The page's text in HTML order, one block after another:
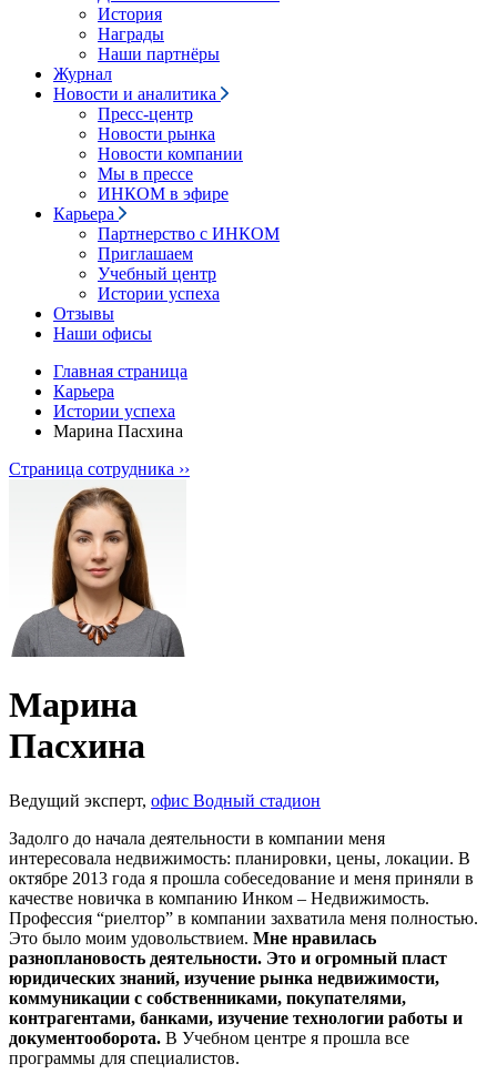
История
Награды
Наши партнёры
Журнал
Новости и аналитика
Пресс-центр
Новости рынка
Новости компании
Мы в прессе
ИНКОМ в эфире
Карьера
Партнерство с ИНКОМ
Приглашаем
Учебный центр
Истории успеха
Отзывы
Наши офисы
Главная страница
Карьера
Истории успеха
Марина Пасхина
Страница сотрудника ››
Марина
Пасхина
Ведущий эксперт, офис Водный стадион
Задолго до начала деятельности в компании меня
интересовала недвижимость: планировки, цены, локации. В
октябре 2013 года я прошла собеседование и меня приняли в
качестве новичка в компанию Инком – Недвижимость.
Профессия “риелтор” в компании захватила меня полностью.
Это было моим удовольствием. Мне нравилась
разноплановость деятельности. Это и огромный пласт
юридических знаний, изучение рынка недвижимости,
коммуникации с собственниками, покупателями,
контрагентами, банками, изучение технологии работы и
документооборота. В Учебном центре я прошла все
программы для специалистов.